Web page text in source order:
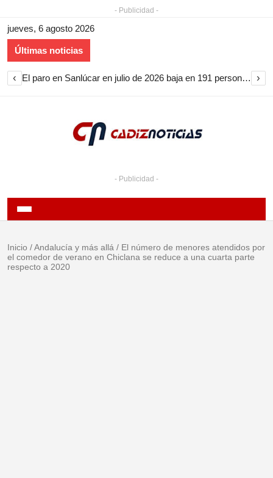
- Publicidad -
jueves, 6 agosto 2026
Últimas noticias
‹ El paro en Sanlúcar en julio de 2026 baja en 191 personas y encadena nueve meses de descenso ›
- Publicidad -
Inicio /Andalucía y más allá / El número de menores atendidos por
el comedor de verano en Chiclana se reduce a una cuarta parte
respecto a 2020